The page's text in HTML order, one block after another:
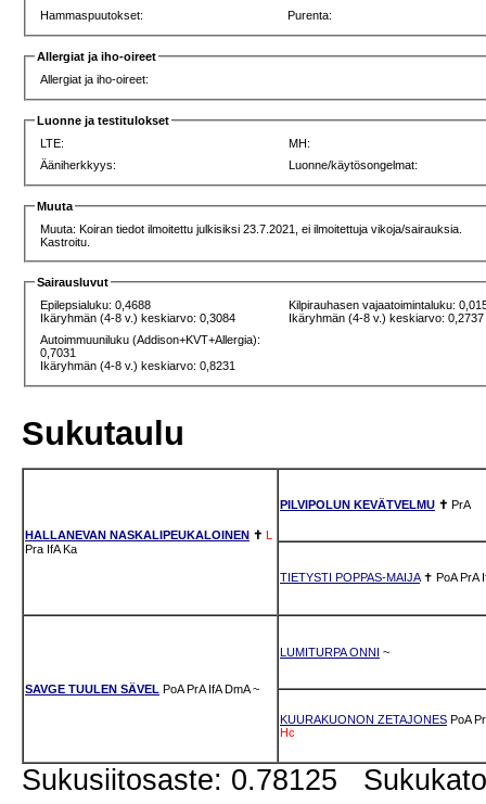
Hammaspuutokset:
Purenta:
Allergiat ja iho-oireet
Allergiat ja iho-oireet:
Luonne ja testitulokset
LTE:
MH:
Ääniherkkyys:
Luonne/käytösongelmat:
Muuta
Muuta: Koiran tiedot ilmoitettu julkisiksi 23.7.2021, ei ilmoitettuja vikoja/sairauksia.
Kastroitu.
Sairausluvut
Epilepsialuku: 0,4688
Ikäryhmän (4-8 v.) keskiarvo: 0,3084
Kilpirauhasen vajaatoimintaluku:
Ikäryhmän (4-8 v.) keskiarvo: 0,2737
Autoimmuuniluku (Addison+KVT+Allergia):
0,7031
Ikäryhmän (4-8 v.) keskiarvo: 0,8231
Sukutaulu
HALLANEVAN NASKALIPEUKALOINEN ✝ L
Pra IfA Ka
PILVIPOLUN KEVÄTVELMU ✝ PrA
TIETYSTI POPPAS-MAIJA✝ PoA PrA
SAVGE TUULEN SÄVEL PoA PrA IfA DmA ~
LUMITURPA ONNI ~
KUURAKUONON ZETAJONES PoA
Hc
Sukusiitosaste: 0.78125